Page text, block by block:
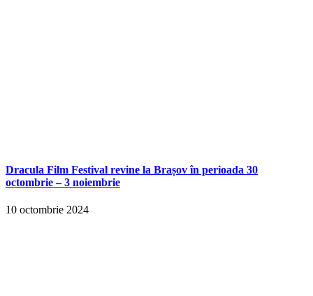
Dracula Film Festival revine la Brașov în perioada 30
octombrie – 3 noiembrie
10 octombrie 2024